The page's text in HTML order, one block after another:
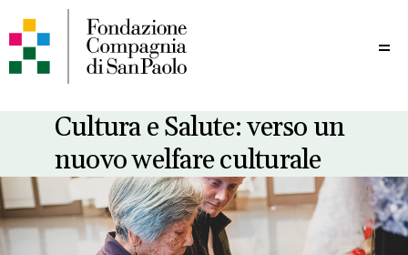
Cultura e Salute: verso un
nuovo welfare culturale